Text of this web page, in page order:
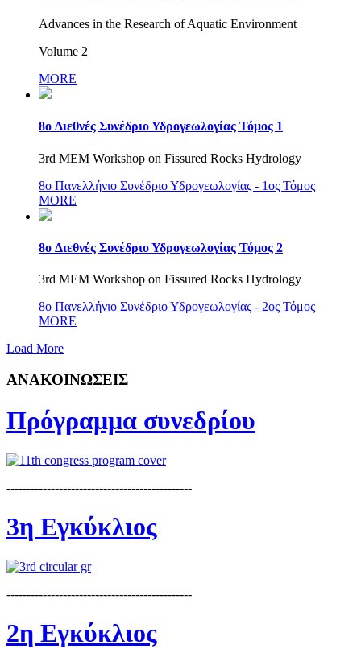
Advances in the Research of Aquatic Environment
Volume 2
MORE
8o Διεθνές Συνέδριο Υδρογεωλογίας Τόμος 1
3rd MEM Workshop on Fissured Rocks Hydrology
8o Πανελλήνιο Συνέδριο Υδρογεωλογίας - 1ος Τόμος
MORE
8o Διεθνές Συνέδριο Υδρογεωλογίας Τόμος 2
3rd MEM Workshop on Fissured Rocks Hydrology
8o Πανελλήνιο Συνέδριο Υδρογεωλογίας - 2ος Τόμος
MORE
Load More
ΑΝΑΚΟΙΝΩΣΕΙΣ
Πρόγραμμα συνεδρίου
----------------------------------------------
3η Εγκύκλιος
----------------------------------------------
2η Εγκύκλιος